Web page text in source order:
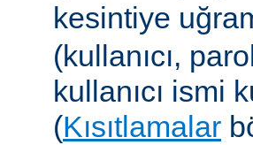
kesintiye
(kullanıcı,
kullanıcı ismi
(Kısıtlamalar